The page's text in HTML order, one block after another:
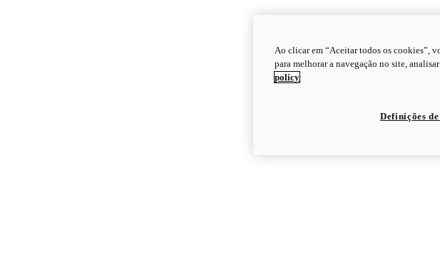
Ao clicar em “Aceitar todos os cookies”,
para melhorar a navegação no site,
policy
Definições